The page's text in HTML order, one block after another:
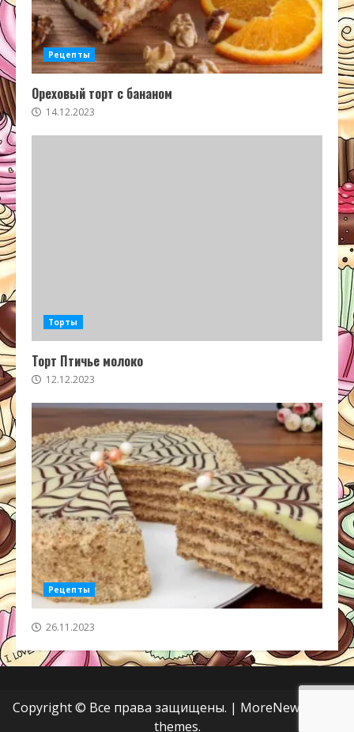
Рецепты
Ореховый торт с бананом
14.12.2023
Торты
Торт Птичье молоко
12.12.2023
Рецепты
26.11.2023
Copyright © Все права защищены. | MoreNews
themes.